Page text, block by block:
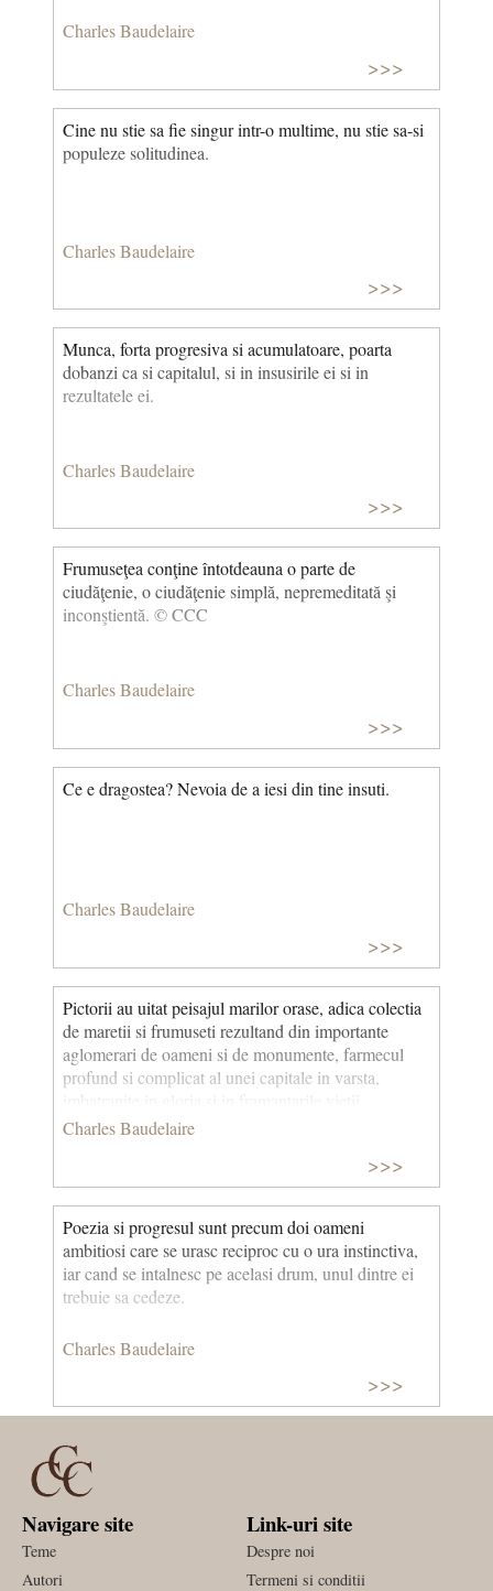
Charles Baudelaire
>>>
Cine nu stie sa fie singur intr-o multime, nu stie sa-si
populeze solitudinea.
Charles Baudelaire
>>>
Munca, forta progresiva si acumulatoare, poarta
dobanzi ca si capitalul, si in insusirile ei si in
rezultatele ei.
Charles Baudelaire
>>>
Frumuseţea conţine întotdeauna o parte de
ciudăţenie, o ciudăţenie simplă, nepremeditată şi
inconştientă. © CCC
Charles Baudelaire
>>>
Ce e dragostea? Nevoia de a iesi din tine insuti.
Charles Baudelaire
>>>
Pictorii au uitat peisajul marilor orase, adica colectia
de maretii si frumuseti rezultand din importante
aglomerari de oameni si de monumente, farmecul
profund si complicat al unei capitale in varsta,
imbatranite in gloria si in framantarile vietii.
Charles Baudelaire
>>>
Poezia si progresul sunt precum doi oameni
ambitiosi care se urasc reciproc cu o ura instinctiva,
iar cand se intalnesc pe acelasi drum, unul dintre ei
trebuie sa cedeze.
Charles Baudelaire
>>>
Navigare site
Teme
Autori
Link-uri site
Despre noi
Termeni si conditii